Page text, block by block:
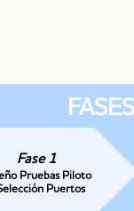
Fase 1
Pruebas Piloto
Puertos